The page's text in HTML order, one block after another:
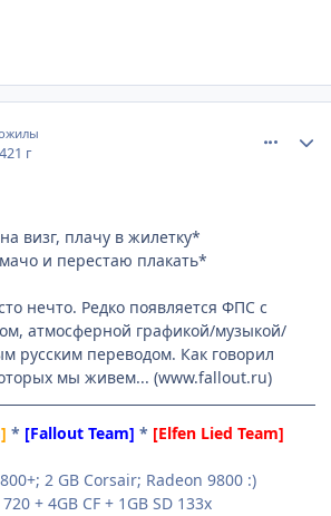
21 г
визг, плачу в жилетку*
и перестаю плакать*
нечто. Редко появляется ФПС с
атмосферной графикой/музыкой/
русским переводом. Как говорил
мы живем... (www.fallout.ru)
* [Fallout Team] * [Elfen Lied Team]
2 GB Corsair; Radeon 9800 :)
+ 4GB CF + 1GB SD 133x